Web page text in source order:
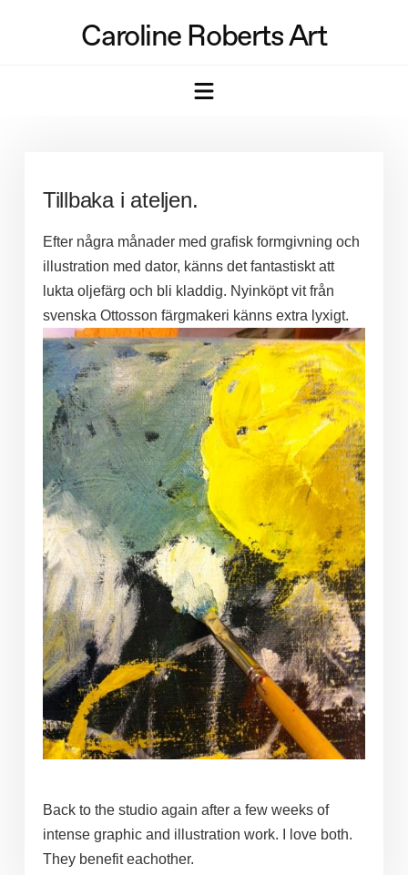
Caroline Roberts Art
Navigation
Tillbaka i ateljen.
Efter några månader med grafisk formgivning och
illustration med dator, känns det fantastiskt att
lukta oljefärg och bli kladdig. Nyinköpt vit från
svenska Ottosson färgmakeri känns extra lyxigt.
Back to the studio again after a few weeks of
intense graphic and illustration work. I love both.
They benefit eachother.